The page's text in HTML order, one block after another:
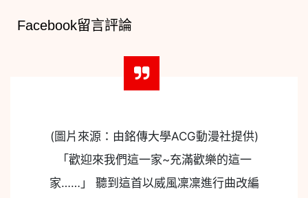
Facebook留言評論
(圖片來源：由銘傳大學ACG動漫社提供)
「歡迎來我們這一家~充滿歡樂的這一
家……」 聽到這首以威風凜凜進行曲改編